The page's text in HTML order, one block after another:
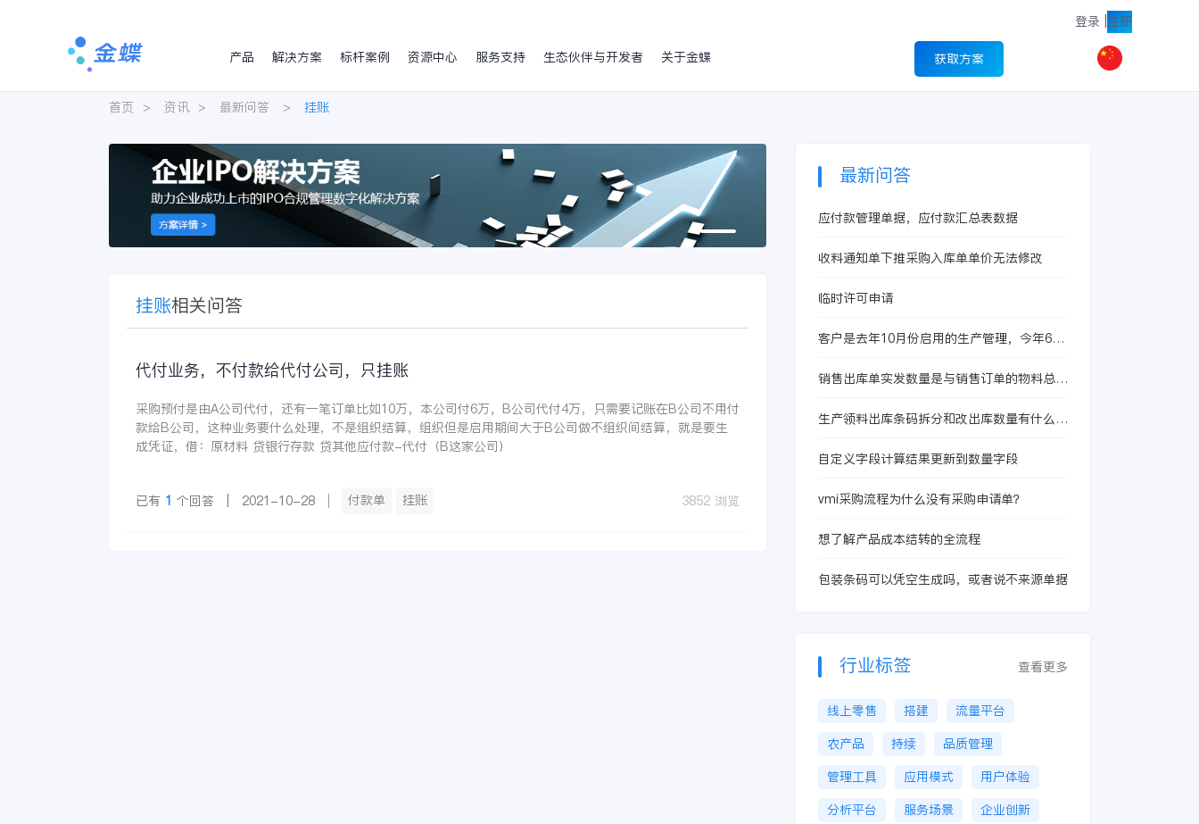
登录 注册
产品
解决方案 标杆案例 资源中心 服务支持 生态伙伴与开发者 关于金蝶 获取方案
首页 > 资讯 > 最新问答 > 挂账
挂账相关问答
代付业务，不付款给代付公司，只挂账
采购预付是由A公司代付，还有一笔订单比如10万，本公司付6万，B公司代付4万，只需要记账在B公司不用付
款给B公司，这种业务要什么处理，不是组织结算，组织但是启用期间大于B公司做不组织间结算，就是要生
成凭证，借：原材料 贷银行存款 贷其他应付款-代付（B这家公司）
已有 1 个回答 | 2021-10-28 付款单 挂账 3852 浏览
最新问答
应付款管理单据，应付款汇总表数据
收料通知单下推采购入库单单价无法修改
临时许可申请
客户是去年10月份启用的生产管理，今年6月
销售出库单实发数量是与销售订单的物料总数
生产领料出库条码拆分和改出库数量有什么本
自定义字段计算结果更新到数量字段
vmi采购流程为什么没有采购申请单？
想了解产品成本结转的全流程
包装条码可以凭空生成吗，或者说不来源单据
行业标签 查看更多
线上零售 搭建
流量平台
农产品
持续
品质管理
管理工具
应用模式
用户体验
分析平台
服务场景
企业创新